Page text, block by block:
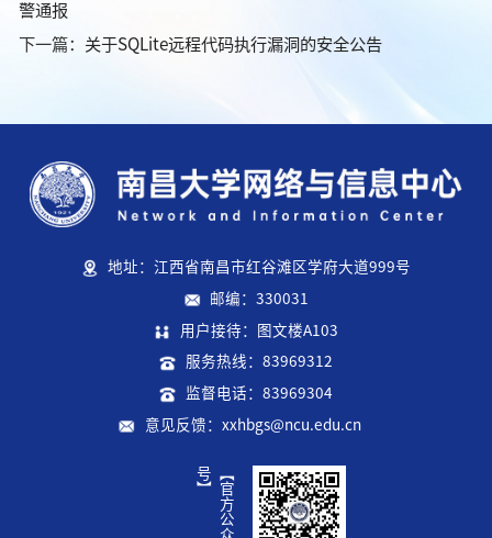
警通报
下一篇： 关于SQLite远程代码执行漏洞的安全公告
地址：江西省南昌市红谷滩区学府大道999号
邮编：330031
用户接待：图文楼A103
服务热线：83969312
监督电话：83969304
意见反馈：xxhbgs@ncu.edu.cn
【
官
方
公
众
号
】